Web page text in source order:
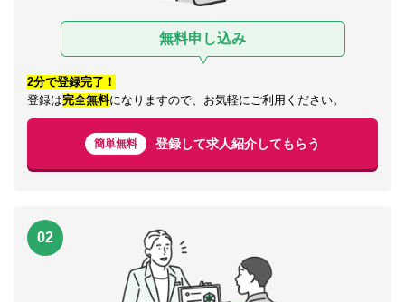
無料申し込み
2分で登録完了！
登録は完全無料になりますので、お気軽にご利用ください。
簡単無料 登録して求人紹介してもらう
02